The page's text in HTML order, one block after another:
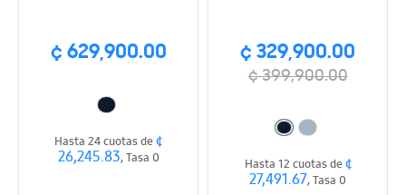
¢ 629,900.00
Hasta 24 cuotas de¢
26,245.83, Tasa 0
¢ 329,900.00
¢ 399,900.00
Hasta 12 cuotas de¢
27,491.67, Tasa 0